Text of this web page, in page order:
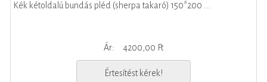
Kék kétoldalú bundás pléd (sherpa takaró) 150*200 ...
Ár: 4200,00 Ft
Értesítést kérek!